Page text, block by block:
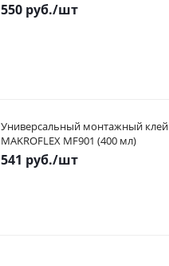
550 руб./шт
Универсальный монтажный клей
MAKROFLEX MF901 (400 мл)
541 руб./шт